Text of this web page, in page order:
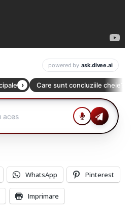
WhatsApp Pinterest
Imprimare